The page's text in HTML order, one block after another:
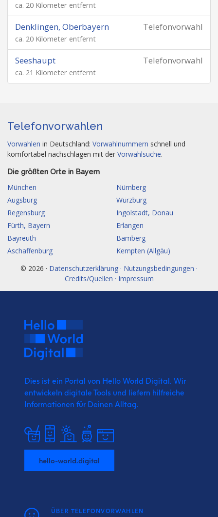
ca. 20 Kilometer entfernt
Telefonvorwahl
Denklingen, Oberbayern
ca. 20 Kilometer entfernt
Telefonvorwahl
Seeshaupt
ca. 21 Kilometer entfernt
Telefonvorwahlen
Vorwahlen in Deutschland: Vorwahlnummern schnell und
komfortabel nachschlagen mit der Vorwahlsuche.
Die größten Orte in Bayern
München
Nürnberg
Augsburg
Würzburg
Regensburg
Ingolstadt, Donau
Fürth, Bayern
Erlangen
Bayreuth
Bamberg
Aschaffenburg
Kempten (Allgäu)
© 2026 · Datenschutzerklärung · Nutzungsbedingungen ·
Credits/Quellen · Impressum
Dies ist ein Portal von Hello World Digital. Wir
entwickeln digitale Tools und liefern hilfreiche
Informationen für Deinen Alltag.
hello-world.digital
ÜBER TELEFONVORWAHLEN